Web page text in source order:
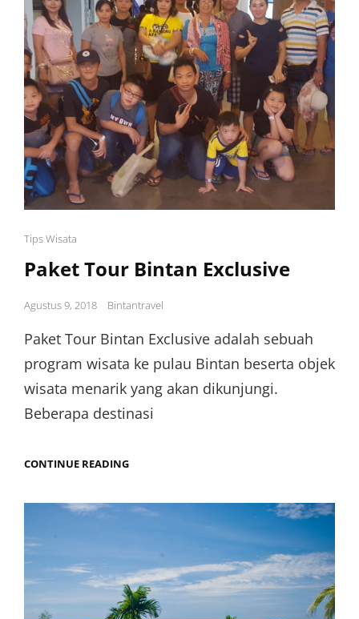
Cat
Tips Wisata
Paket Tour Bintan Exclusive
Posted
Agustus 9, 2018 Bintantravel
Paket Tour Bintan Exclusive adalah sebuah
program wisata ke pulau Bintan beserta objek
wisata menarik yang akan dikunjungi.
Beberapa destinasi
CONTINUE READINGPAKET
EXCLUSIVE